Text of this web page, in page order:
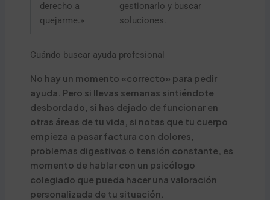
derecho a
quejarme.»
gestionarlo y buscar
soluciones.
Cuándo buscar ayuda profesional
No hay un momento «correcto» para pedir
ayuda. Pero si llevas semanas sintiéndote
desbordado, si has dejado de funcionar en
otras áreas de tu vida, si notas que tu cuerpo
empieza a pasar factura con dolores,
problemas digestivos o tensión constante, es
momento de hablar con un psicólogo
colegiado que pueda hacer una valoración
personalizada de tu situación.